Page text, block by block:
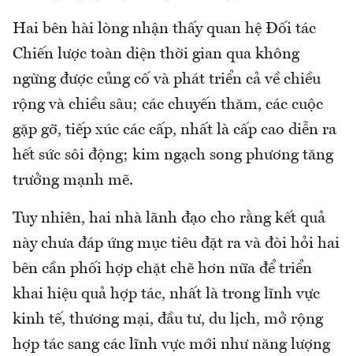
Hai bên hài lòng nhận thấy quan hệ Đối tác
Chiến lược toàn diện thời gian qua không
ngừng được củng cố và phát triển cả về chiều
rộng và chiều sâu; các chuyến thăm, các cuộc
gặp gỡ, tiếp xúc các cấp, nhất là cấp cao diễn ra
hết sức sôi động; kim ngạch song phương tăng
trưởng mạnh mẽ.
Tuy nhiên, hai nhà lãnh đạo cho rằng kết quả
này chưa đáp ứng mục tiêu đặt ra và đòi hỏi hai
bên cần phối hợp chặt chẽ hơn nữa để triển
khai hiệu quả hợp tác, nhất là trong lĩnh vực
kinh tế, thương mại, đầu tư, du lịch, mở rộng
hợp tác sang các lĩnh vực mới như năng lượng